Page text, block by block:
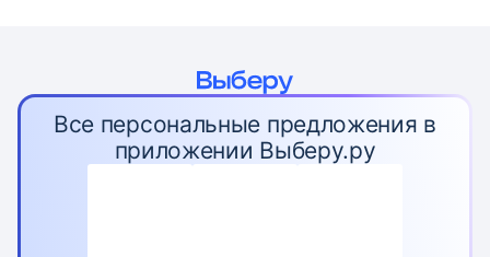
Все персональные предложения в
приложении Выберу.ру